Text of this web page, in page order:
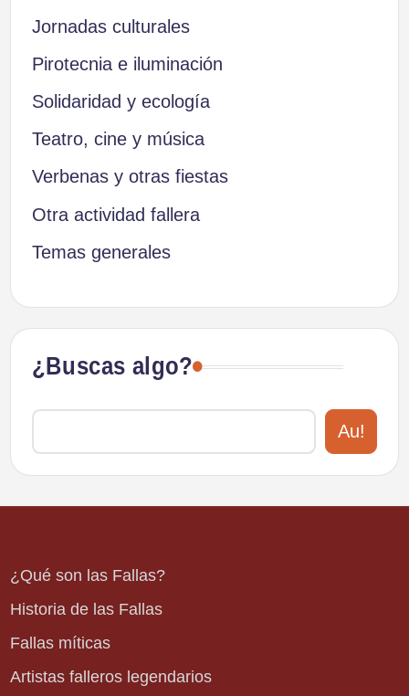
Jornadas culturales
Pirotecnia e iluminación
Solidaridad y ecología
Teatro, cine y música
Verbenas y otras fiestas
Otra actividad fallera
Temas generales
¿Buscas algo?
Au!
¿Qué son las Fallas?
Historia de las Fallas
Fallas míticas
Artistas falleros legendarios